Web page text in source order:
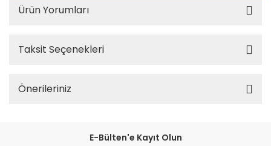
Ürün Yorumları
Taksit Seçenekleri
Önerileriniz
E-Bülten'e Kayıt Olun